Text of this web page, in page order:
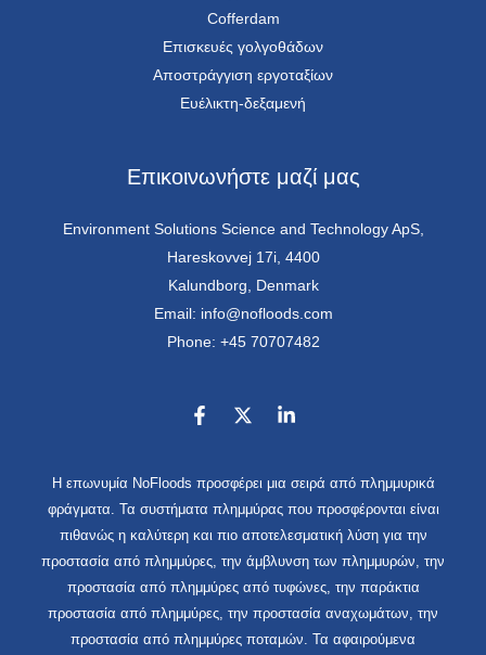
Cofferdam
Επισκευές γολγοθάδων
Αποστράγγιση εργοταξίων
Ευέλικτη-δεξαμενή
Επικοινωνήστε μαζί μας
Environment Solutions Science and Technology ApS,
Hareskovvej 17i, 4400
Kalundborg, Denmark
Email: info@nofloods.com
Phone: +45 70707482
Η επωνυμία NoFloods προσφέρει μια σειρά από πλημμυρικά
φράγματα. Τα συστήματα πλημμύρας που προσφέρονται είναι
πιθανώς η καλύτερη και πιο αποτελεσματική λύση για την
προστασία από πλημμύρες, την άμβλυνση των πλημμυρών, την
προστασία από πλημμύρες από τυφώνες, την παράκτια
προστασία από πλημμύρες, την προστασία αναχωμάτων, την
προστασία από πλημμύρες ποταμών. Τα αφαιρούμενα